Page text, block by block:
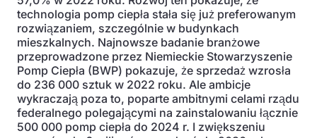
technologia pomp ciepła stała się już preferowanym
rozwiązaniem, szczególnie w budynkach
mieszkalnych. Najnowsze badanie branżowe
przeprowadzone przez Niemieckie Stowarzyszenie
Pomp Ciepła (BWP) pokazuje, że sprzedaż wzrosła
do 236 000 sztuk w 2022 roku. Ale ambicje
wykraczają poza to, poparte ambitnymi celami rządu
federalnego polegającymi na zainstalowaniu łącznie
500 000 pomp ciepła do 2024 r. I zwiększeniu